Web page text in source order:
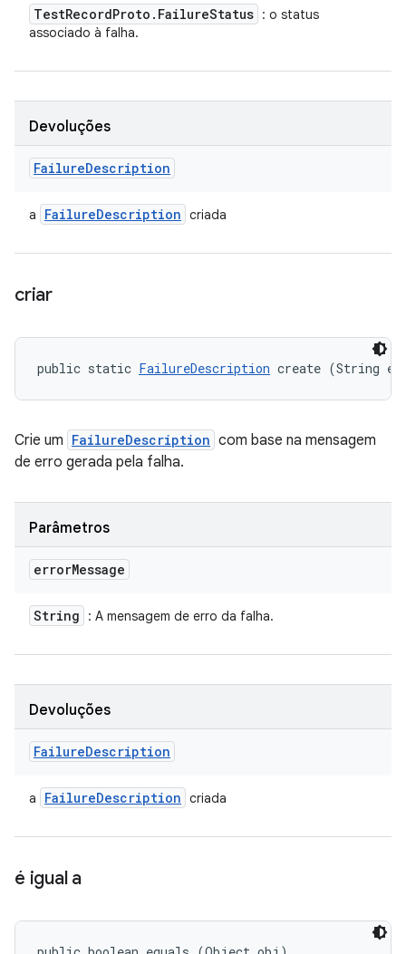
TestRecordProto . FailureStatus : o status
associado à falha.
Devoluções
FailureDescription
a FailureDescription criada
criar
public static FailureDescription create (String
Crie um FailureDescription com base na mensagem
de erro gerada pela falha.
Parâmetros
errorMessage
String : A mensagem de erro da falha.
Devoluções
FailureDescription
a FailureDescription criada
é igual a